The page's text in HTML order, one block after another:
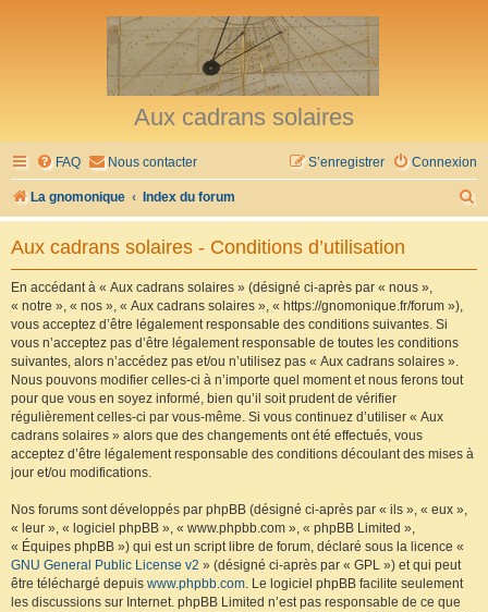
Aux cadrans solaires
FAQ Nous contacter Connexion
S’enregistrer
La gnomonique Index du forum
e
Aux cadrans solaires - Conditions d’utilisation
En accédant à « Aux cadrans solaires » (désigné ci-après par « nous »,
« notre », « nos », « Aux cadrans solaires », « https://gnomonique.fr/forum »),
vous acceptez d’être légalement responsable des conditions suivantes. Si
vous n’acceptez pas d’être légalement responsable de toutes les conditions
suivantes, alors n’accédez pas et/ou n’utilisez pas « Aux cadrans solaires ».
Nous pouvons modifier celles-ci à n’importe quel moment et nous ferons tout
pour que vous en soyez informé, bien qu’il soit prudent de vérifier
régulièrement celles-ci par vous-même. Si vous continuez d’utiliser « Aux
cadrans solaires » alors que des changements ont été effectués, vous
acceptez d’être légalement responsable des conditions découlant des mises à
jour et/ou modifications.
Nos forums sont développés par phpBB (désigné ci-après par « ils », « eux »,
« leur », « logiciel phpBB », « www.phpbb.com », « phpBB Limited »,
« Équipes phpBB ») qui est un script libre de forum, déclaré sous la licence «
GNU General Public License v2 » (désigné ci-après par « GPL ») et qui peut
être téléchargé depuis www.phpbb.com. Le logiciel phpBB facilite seulement
les discussions sur Internet. phpBB Limited n’est pas responsable de ce que